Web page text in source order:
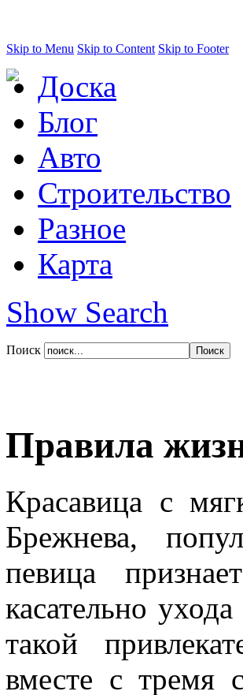
Skip to Menu Skip to Content Skip to Footer
Доска
Блог
Авто
Строительство
Разное
Карта
Show Search
Поиск
Правила
Красавица с
Брежнева,
певица
касательно
такой
вместе с тремя